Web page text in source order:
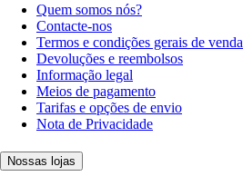
Quem somos nós?
Contacte-nos
Termos e condições gerais de venda
Devoluções e reembolsos
Informação legal
Meios de pagamento
Tarifas e opções de envio
Nota de Privacidade
Nossas lojas